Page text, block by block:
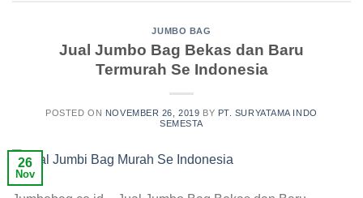
JUMBO BAG
Jual Jumbo Bag Bekas dan Baru
Termurah Se Indonesia
POSTED ON NOVEMBER 26, 2019 BY PT. SURYATAMA INDO
SEMESTA
26
Nov